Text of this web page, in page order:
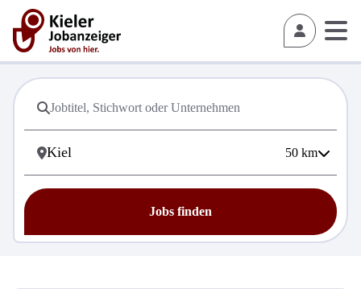
50 km
Jobs finden